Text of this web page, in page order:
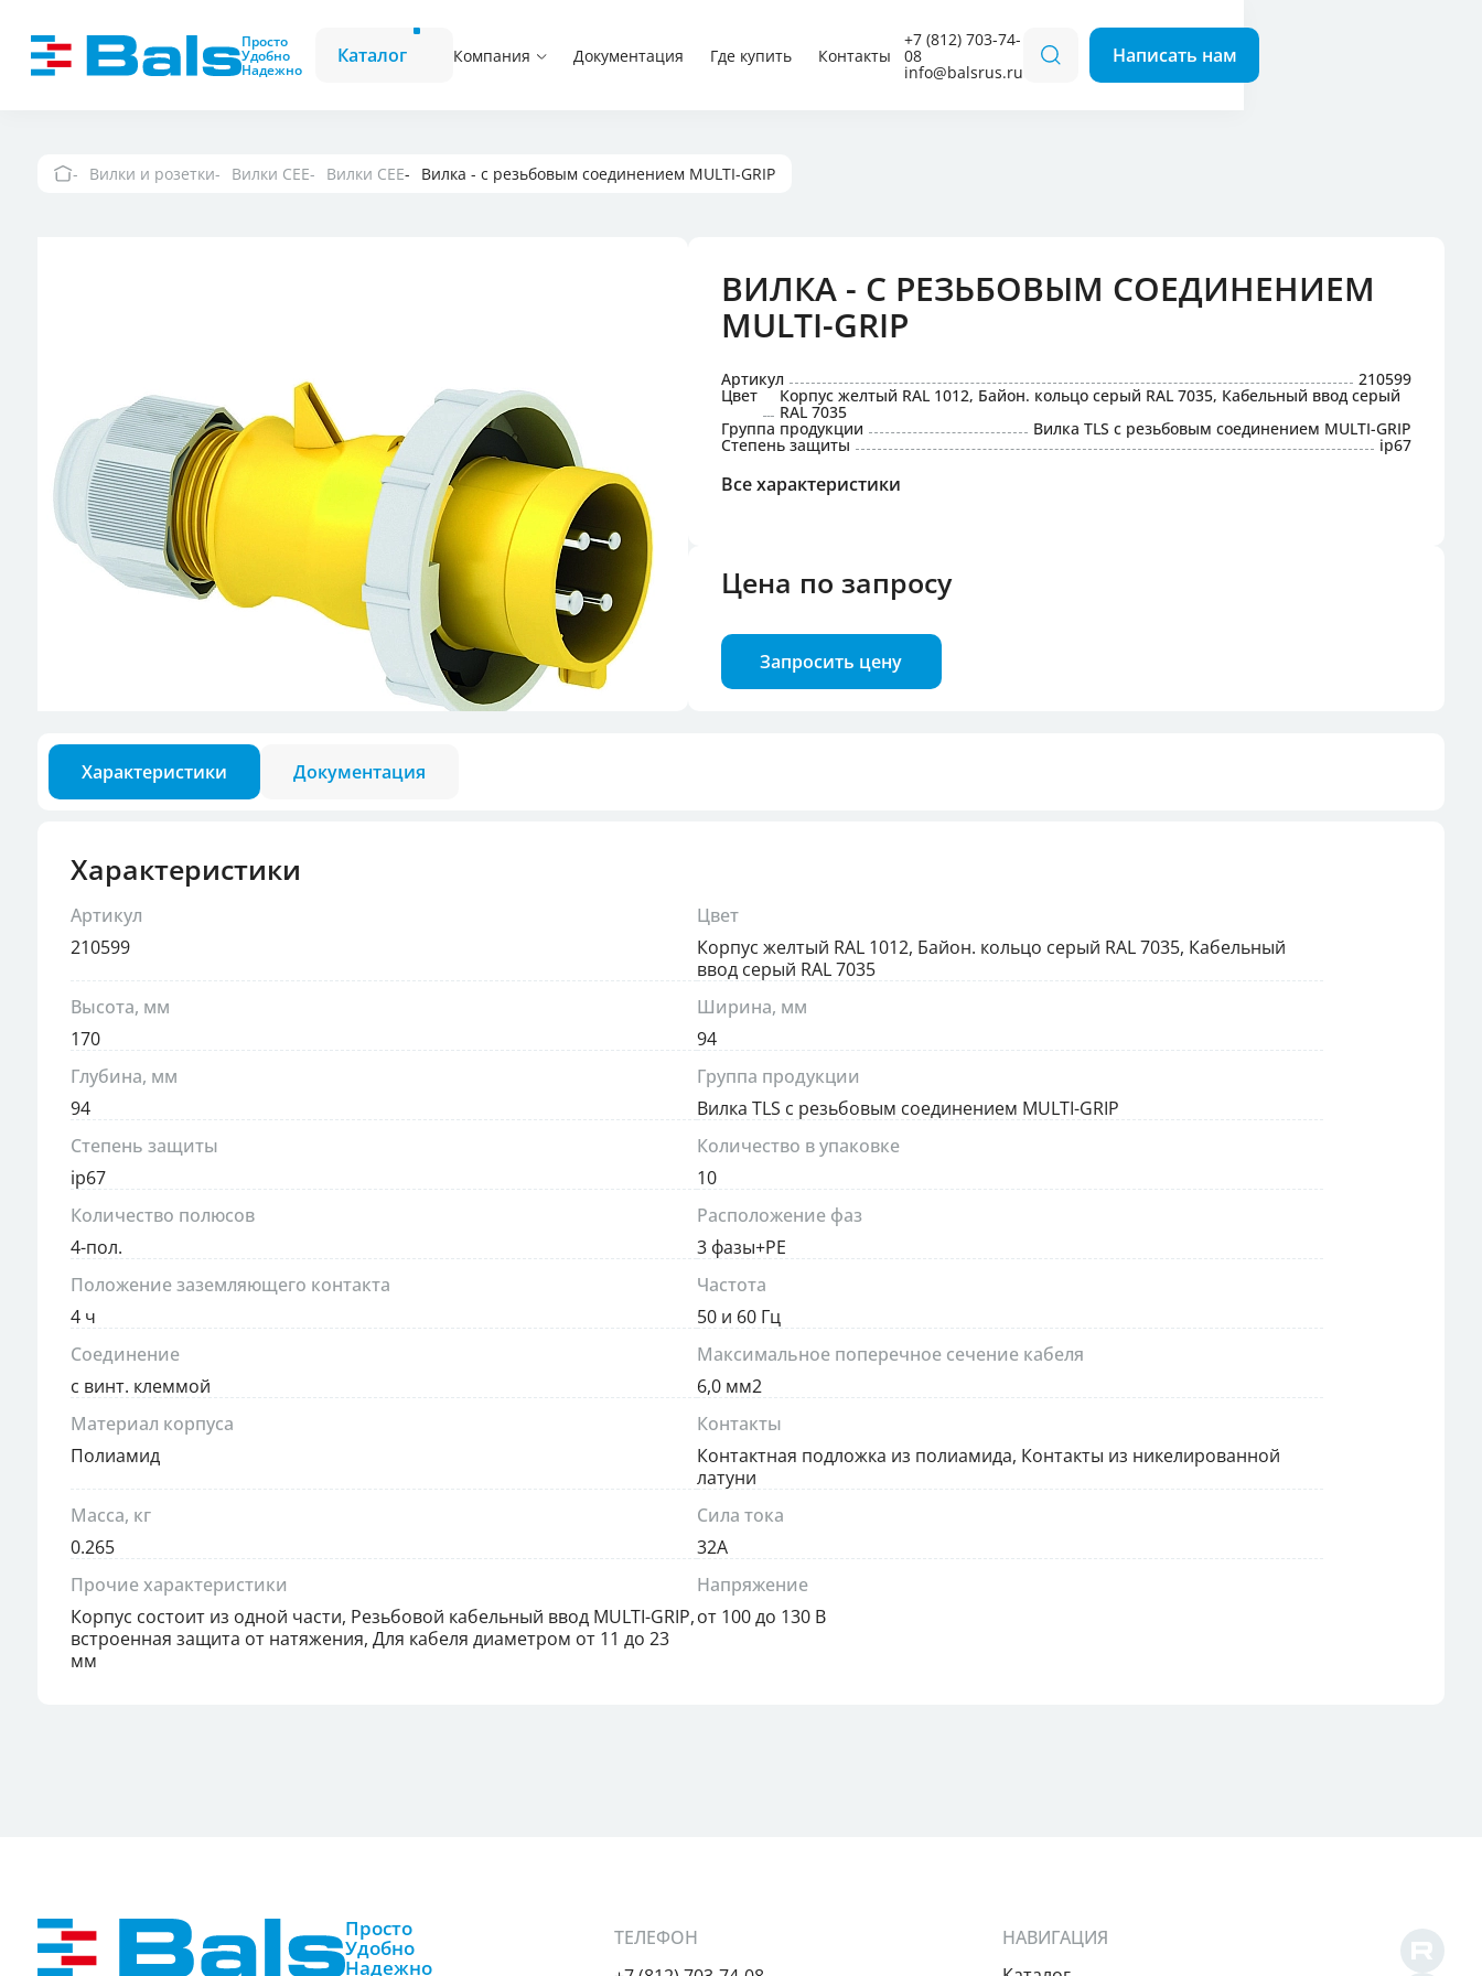
Просто
Удобно
Надежно
Каталог Компания Документация Где купить Контакты
+7 (812) 703-74-
08
info@balsrus.ru
Вилки и розетки Вилки CEE
Вилки и розетки для концертной техники
Вилки и розетки постоянного тока
Разъемы для контроля фаз
Аксессуары для вилок и розеток
Вилки CEE угловые
Встраиваемые вилки для кемпингов
Вилки и розетки Вилки CEE Вилки CEE Вилка - с резьбовым соединением MULTI-GRIP
ВИЛКА - С РЕЗЬБОВЫМ СОЕДИНЕНИЕМ
MULTI-GRIP
Артикул 210599
Цвет Корпус желтый RAL 1012, Байон. кольцо серый RAL 7035, Кабельный ввод серый
RAL 7035
Группа продукции Вилка TLS с резьбовым соединением MULTI-GRIP
Степень защиты ip67
Все характеристики
Цена по запросу
Запросить цену
Характеристики Документация
Характеристики
Артикул
210599
Цвет
Корпус желтый RAL 1012, Байон. кольцо серый RAL 7035, Кабельный
ввод серый RAL 7035
Высота, мм
170
Ширина, мм
94
Глубина, мм
94
Группа продукции
Вилка TLS с резьбовым соединением MULTI-GRIP
Степень защиты
ip67
Количество в упаковке
10
Количество полюсов
4-пол.
Расположение фаз
3 фазы+PE
Положение заземляющего контакта
4 ч
Частота
50 и 60 Гц
Соединение
с винт. клеммой
Максимальное поперечное сечение кабеля
6,0 мм2
Материал корпуса
Полиамид
Контакты
Контактная подложка из полиамида, Контакты из никелированной
латуни
Масса, кг
0.265
Сила тока
32А
Прочие характеристики
Корпус состоит из одной части, Резьбовой кабельный ввод MULTI-GRIP,
встроенная защита от натяжения, Для кабеля диаметром от 11 до 23
мм
Напряжение
от 100 до 130 В
Просто
Удобно
Надежно
ТЕЛЕФОН
НАВИГАЦИЯ